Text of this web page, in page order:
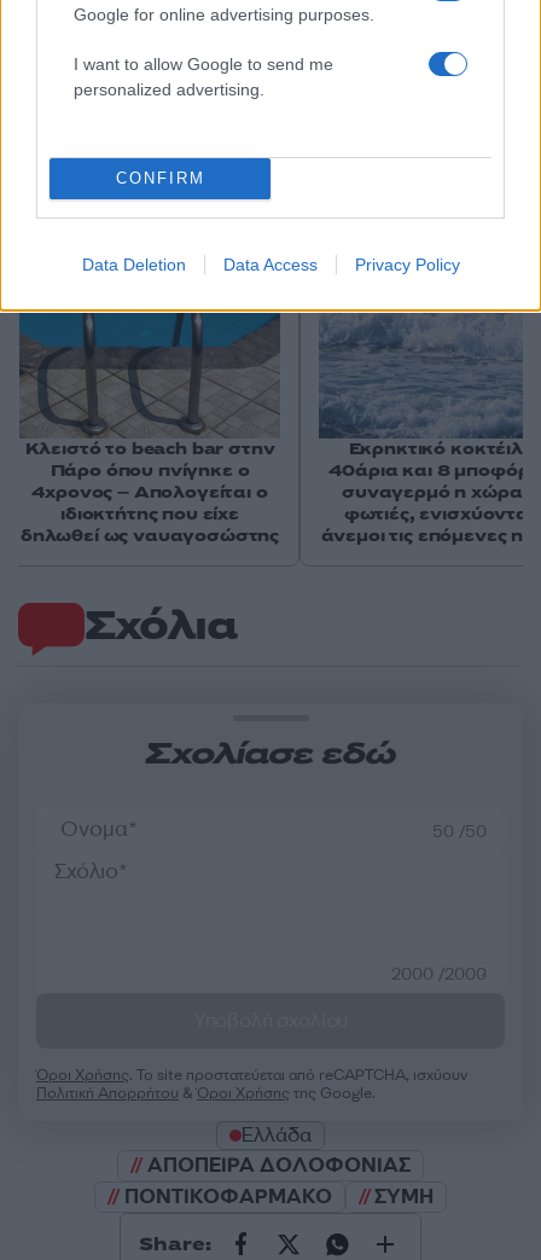
Google for online advertising purposes.
I want to allow Google to send me
personalized advertising.
CONFIRM
Data Deletion Data Access Privacy Policy
Σχόλια
Σχολίασε εδώ
50 /50
2000 /2000
Όροι Χρήσης. Το site προστατεύεται από reCAPTCHA, ισχύουν
Πολιτική Απορρήτου &Όροι Χρήσης της Google.
Ελλάδα
ΑΠΟΠΕΙΡΑ ΔΟΛΟΦΟΝΙΑΣ
ΠΟΝΤΙΚΟΦΑΡΜΑΚΟ
ΣΥΜΗ
Share:
Αν τα χάσατε
Κλειστό το beach bar στην
Πάρο όπου πνίγηκε ο
4χρονος – Απολογείται ο
ιδιοκτήτης που είχε
δηλωθεί ως ναυαγοσώστης
Εκρηκτικό κοκτέιλ
40άρια και 8 μποφόρ
συναγερμό η χώρα
φωτιές, ενισχύονται
άνεμοι τις επόμενες